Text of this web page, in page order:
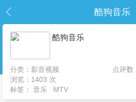
酷狗音乐
酷狗音乐
分类：影音视频
点评数
浏览：1403 次
标签： 音乐 MTV